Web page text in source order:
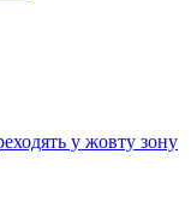
у жовту зону